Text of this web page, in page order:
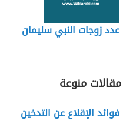
عدد زوجات النبي سليمان
مقالات منوعة
فوائد الإقلاع عن التدخين